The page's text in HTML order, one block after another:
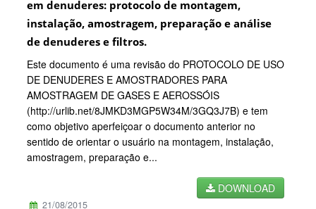
em denuderes: protocolo de montagem,
instalação, amostragem, preparação e análise
de denuderes e filtros.
Este documento é uma revisão do PROTOCOLO DE USO
DE DENUDERES E AMOSTRADORES PARA
AMOSTRAGEM DE GASES E AEROSSÓIS
(http://urlib.net/8JMKD3MGP5W34M/3GQ3J7B) e tem
como objetivo aperfeiçoar o documento anterior no
sentido de orientar o usuário na montagem, instalação,
amostragem, preparação e...
DOWNLOAD
21/08/2015